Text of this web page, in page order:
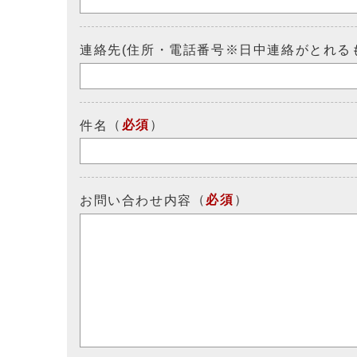
連絡先(住所・電話番号※日中連絡がとれる
件名 （ 必須 ）
お問い合わせ内容 （ 必須 ）